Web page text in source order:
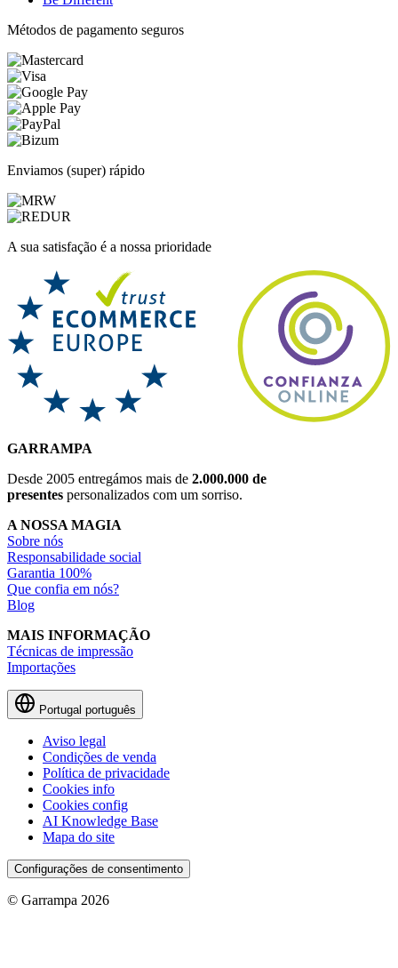
Métodos de pagamento seguros
Enviamos (super) rápido
A sua satisfação é a nossa prioridade
GARRAMPA
Desde 2005 entregámos mais de 2.000.000 de
presentes personalizados com um sorriso.
A NOSSA MAGIA
Sobre nós
Responsabilidade social
Garantia 100%
Que confia em nós?
Blog
MAIS INFORMAÇÃO
Técnicas de impressão
Importações
Portugal português
Aviso legal
Condições de venda
Política de privacidade
Cookies info
Cookies config
AI Knowledge Base
Mapa do site
Configurações de consentimento
© Garrampa 2026